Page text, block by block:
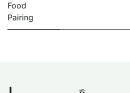
Food
Pairing